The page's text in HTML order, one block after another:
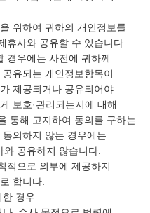
위하여 귀하의 개인정보를
휴사와 공유할 수 있습니다.
경우에는 사전에 귀하께
유되는 개인정보항목이
제공되거나 공유되어야
보호·관리되는지에 대해
통해 고지하여 동의를 구하는
의하지 않는 경우에는
공유하지 않습니다.
적으로 외부에 제공하지
합니다.
한 경우